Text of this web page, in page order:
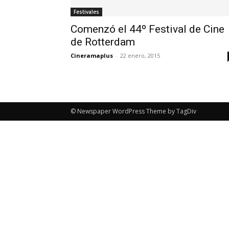
Festivales
Comenzó el 44º Festival de Cine
de Rotterdam
Cineramaplus - 22 enero, 2015
© Newspaper WordPress Theme by TagDiv